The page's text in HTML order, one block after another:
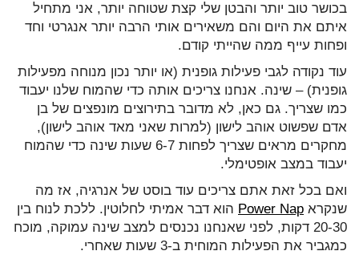
בכושר טוב יותר והבטן שלי קצת שטוחה יותר, אני מתחיל
איתם את היום והם משאירים אותי הרבה יותר אנגרטי וחד
ופחות עייף ממה שהייתי קודם.
עוד נקודה לגבי פעילות גופנית (או יותר נכון מנוחה מפעילות
גופנית) – שינה. אנחנו צריכים אותה כדי שהמוח שלנו יעבוד
כמו שצריך. גם כאן, לא מדובר בתירוצים מונפצים של בן
אדם שפשוט אוהב לישון (למרות שאני מאד אוהב לישון),
מחקרים מראים שצריך לפחות 6-7 שעות שינה כדי שהמוח
יעבוד במצב אופטימלי.
ואם בכל זאת אתם צריכים עוד בוסט של אנרגיה, אז מה
שנקרא Power Nap הוא דבר אמיתי לחלוטין. ללכת לנוח בין
20-30 דקות, לפני שאנחנו נכנסים למצב שינה עמוקה, מוכח
כמגביר את הפעילות המוחית ב-3 שעות שאחרי.